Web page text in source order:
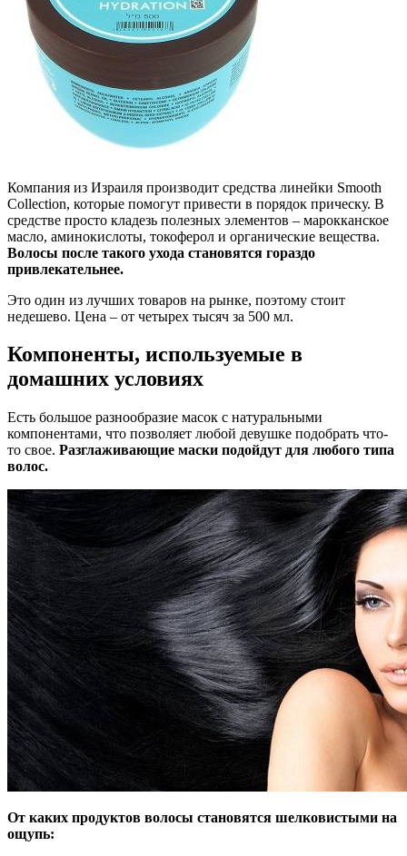
Компания из Израиля производит средства линейки Smooth
Collection, которые помогут привести в порядок прическу. В
средстве просто кладезь полезных элементов – марокканское
масло, аминокислоты, токоферол и органические вещества.
Волосы после такого ухода становятся гораздо
привлекательнее.
Это один из лучших товаров на рынке, поэтому стоит
недешево. Цена – от четырех тысяч за 500 мл.
Компоненты, используемые в
домашних условиях
Есть большое разнообразие масок с натуральными
компонентами, что позволяет любой девушке подобрать что-
то свое. Разглаживающие маски подойдут для любого типа
волос.
От каких продуктов волосы становятся шелковистыми на
ощупь: